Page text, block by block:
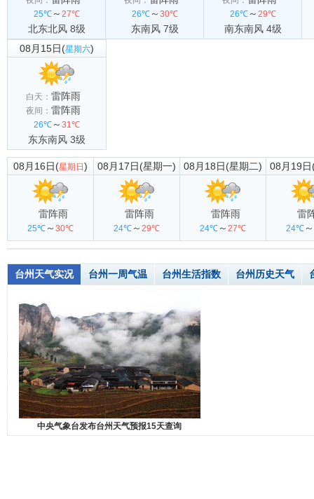
25℃～ 27℃
北东北风 8级
26℃～ 30℃
东南风 7级
26℃～ 29℃
南东南风 4级
08月15日(星期六)
白天： 雷阵雨
夜间： 雷阵雨
26℃ ～ 31℃
东东南风 3级
08月16日(星期日 )
雷阵雨
25℃ ～ 30℃
08月17日(星期一)
雷阵雨
24℃ ～ 29℃
08月18日(星期二)
雷阵雨
24℃ ～ 27℃
08月19
雷
24℃ ～
台州天气实况 台州一周气温 台州生活指数 台州历史天气
中央气象台发布台州天气预报15天查询